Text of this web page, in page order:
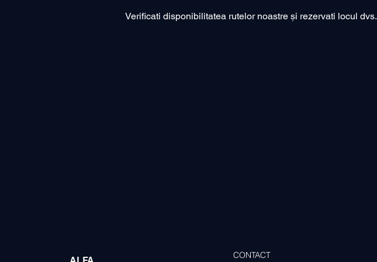
Verificati disponibilitatea rutelor noastre și rezervati locul dvs.
CONTACT